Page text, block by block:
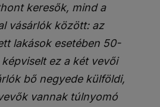
keresők, mind a
vásárlók között: az
lakások esetében 50-
ez a két vevői
bő negyede külföldi,
vannak túlnyomó